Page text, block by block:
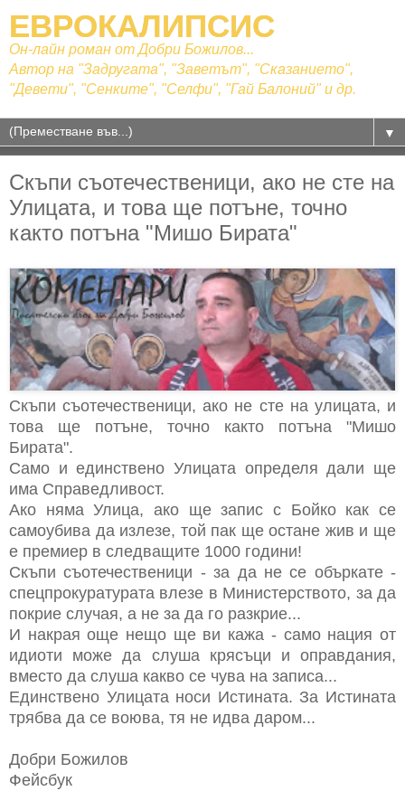
ЕВРОКАЛИПСИС
Он-лайн роман от Добри Божилов...
Автор на "Задругата", "Заветът", "Сказанието",
"Девети", "Сенките", "Селфи", "Гай Балоний" и др.
▼
Скъпи съотечественици, ако не сте на
Улицата, и това ще потъне, точно
както потъна "Мишо Бирата"
Скъпи съотечественици, ако не сте на улицата, и
това ще потъне, точно както потъна "Мишо
Бирата".
Само и единствено Улицата определя дали ще
има Справедливост.
Ако няма Улица, ако ще запис с Бойко как се
самоубива да излезе, той пак ще остане жив и ще
е премиер в следващите 1000 години!
Скъпи съотечественици - за да не се объркате -
спецпрокуратурата влезе в Министерството, за да
покрие случая, а не за да го разкрие...
И накрая още нещо ще ви кажа - само нация от
идиоти може да слуша крясъци и оправдания,
вместо да слуша какво се чува на записа...
Единствено Улицата носи Истината. За Истината
трябва да се воюва, тя не идва даром...
Добри Божилов
Фейсбук